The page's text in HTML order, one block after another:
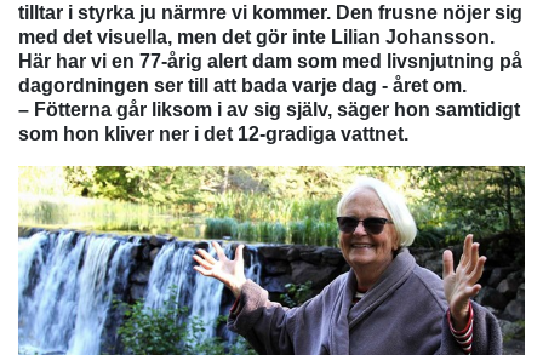
tilltar i styrka ju närmre vi kommer. Den frusne nöjer sig
med det visuella, men det gör inte Lilian Johansson.
Här har vi en 77-årig alert dam som med livsnjutning på
dagordningen ser till att bada varje dag - året om.
– Fötterna går liksom i av sig själv, säger hon samtidigt
som hon kliver ner i det 12-gradiga vattnet.